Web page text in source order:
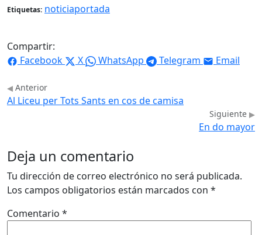
Etiquetas: noticiaportada
Compartir:
Facebook
X WhatsApp Telegram Email
Anterior
Al Liceu per Tots Sants en cos de camisa
Siguiente
En do mayor
Deja un comentario
Tu dirección de correo electrónico no será publicada.
Los campos obligatorios están marcados con *
Comentario *